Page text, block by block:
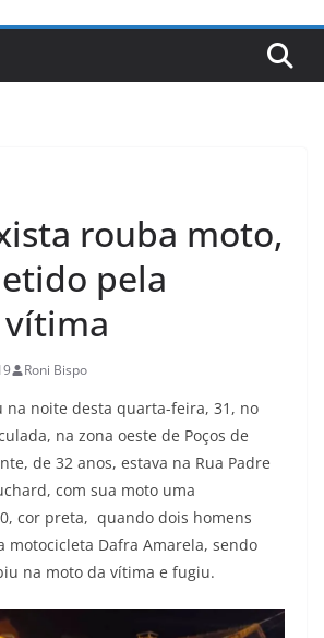
rouba moto,
pela
Roni Bispo
na noite desta quarta-feira, 31, no
na zona oeste de Poços de
de 32 anos, estava na Rua Padre
com sua moto uma
cor preta, quando dois homens
motocicleta Dafra Amarela, sendo
na moto da vítima e fugiu.